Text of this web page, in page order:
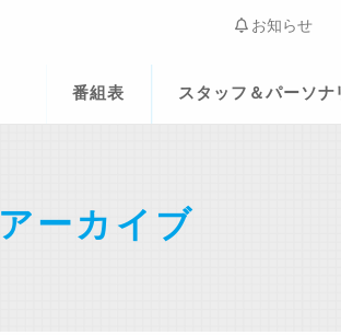
お知らせ
番組表 スタッフ＆パーソナ
アーカイブ